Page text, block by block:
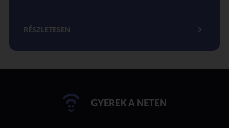
RÉSZLETESEN
GYEREK A NETEN